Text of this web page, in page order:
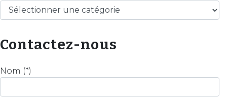
Catégories
Contactez-nous
Nom (*)